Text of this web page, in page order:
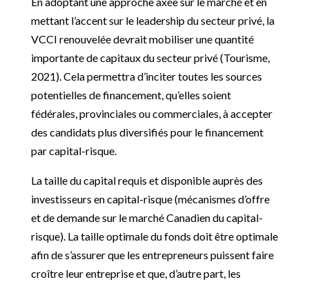
mettant l’accent sur le leadership du secteur privé, la
VCCI renouvelée devrait mobiliser une quantité
importante de capitaux du secteur privé (Tourisme,
2021). Cela permettra d’inciter toutes les sources
potentielles de financement, qu’elles soient
fédérales, provinciales ou commerciales, à accepter
des candidats plus diversifiés pour le financement
par capital-risque.
La taille du capital requis et disponible auprès des
investisseurs en capital-risque (mécanismes d’offre
et de demande sur le marché Canadien du capital-
risque). La taille optimale du fonds doit être optimale
afin de s’assurer que les entrepreneurs puissent faire
croître leur entreprise et que, d’autre part, les